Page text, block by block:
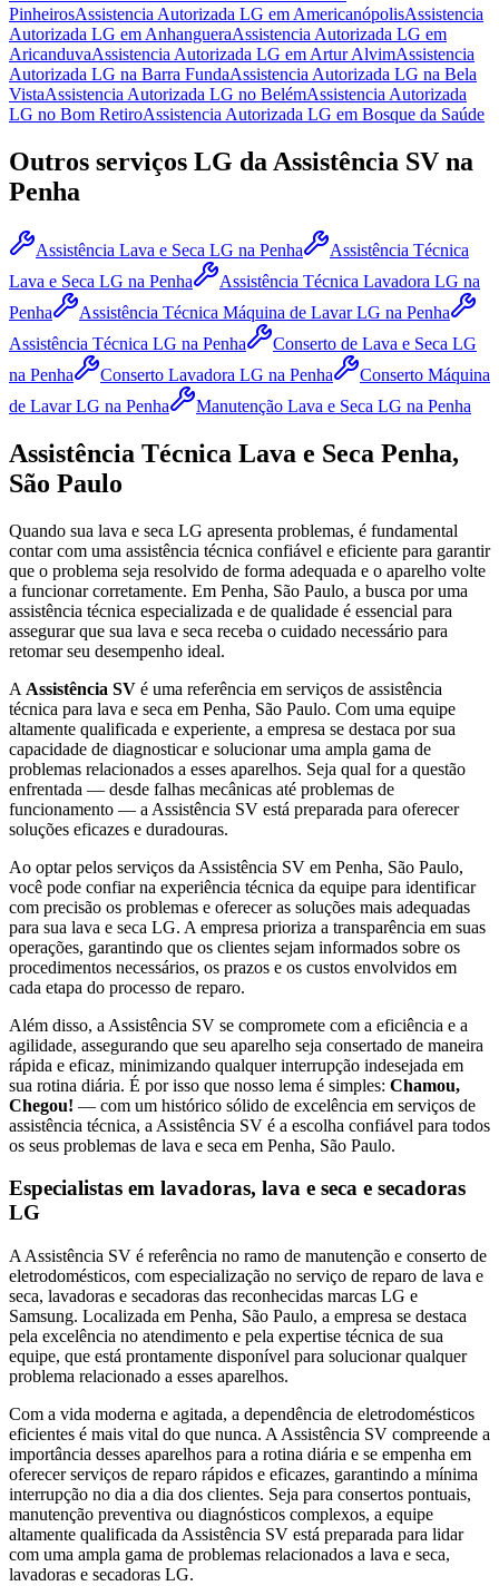
PinheirosAssistencia Autorizada LG em AmericanópolisAssistencia
Autorizada LG em AnhangueraAssistencia Autorizada LG em
AricanduvaAssistencia Autorizada LG em Artur AlvimAssistencia
Autorizada LG na Barra FundaAssistencia Autorizada LG na Bela
VistaAssistencia Autorizada LG no BelémAssistencia Autorizada
LG no Bom RetiroAssistencia Autorizada LG em Bosque da Saúde
Outros serviços LG da Assistência SV na
Penha
Assistência Lava e Seca LG na Penha
Assistência Técnica
Lava e Seca LG na Penha Assistência Técnica Lavadora LG na
Penha
Assistência Técnica Máquina de Lavar LG na Penha
Assistência Técnica LG na Penha
Conserto de Lava e Seca LG
na Penha
Conserto Lavadora LG na Penha
Conserto Máquina
de Lavar LG na Penha Manutenção Lava e Seca LG na Penha
Assistência Técnica Lava e Seca Penha,
São Paulo
Quando sua lava e seca LG apresenta problemas, é fundamental
contar com uma assistência técnica confiável e eficiente para garantir
que o problema seja resolvido de forma adequada e o aparelho volte
a funcionar corretamente. Em Penha, São Paulo, a busca por uma
assistência técnica especializada e de qualidade é essencial para
assegurar que sua lava e seca receba o cuidado necessário para
retomar seu desempenho ideal.
A Assistência SV é uma referência em serviços de assistência
técnica para lava e seca em Penha, São Paulo. Com uma equipe
altamente qualificada e experiente, a empresa se destaca por sua
capacidade de diagnosticar e solucionar uma ampla gama de
problemas relacionados a esses aparelhos. Seja qual for a questão
enfrentada — desde falhas mecânicas até problemas de
funcionamento — a Assistência SV está preparada para oferecer
soluções eficazes e duradouras.
Ao optar pelos serviços da Assistência SV em Penha, São Paulo,
você pode confiar na experiência técnica da equipe para identificar
com precisão os problemas e oferecer as soluções mais adequadas
para sua lava e seca LG. A empresa prioriza a transparência em suas
operações, garantindo que os clientes sejam informados sobre os
procedimentos necessários, os prazos e os custos envolvidos em
cada etapa do processo de reparo.
Além disso, a Assistência SV se compromete com a eficiência e a
agilidade, assegurando que seu aparelho seja consertado de maneira
rápida e eficaz, minimizando qualquer interrupção indesejada em
sua rotina diária. É por isso que nosso lema é simples: Chamou,
Chegou! — com um histórico sólido de excelência em serviços de
assistência técnica, a Assistência SV é a escolha confiável para todos
os seus problemas de lava e seca em Penha, São Paulo.
Especialistas em lavadoras, lava e seca e secadoras
LG
A Assistência SV é referência no ramo de manutenção e conserto de
eletrodomésticos, com especialização no serviço de reparo de lava e
seca, lavadoras e secadoras das reconhecidas marcas LG e
Samsung. Localizada em Penha, São Paulo, a empresa se destaca
pela excelência no atendimento e pela expertise técnica de sua
equipe, que está prontamente disponível para solucionar qualquer
problema relacionado a esses aparelhos.
Com a vida moderna e agitada, a dependência de eletrodomésticos
eficientes é mais vital do que nunca. A Assistência SV compreende a
importância desses aparelhos para a rotina diária e se empenha em
oferecer serviços de reparo rápidos e eficazes, garantindo a mínima
interrupção no dia a dia dos clientes. Seja para consertos pontuais,
manutenção preventiva ou diagnósticos complexos, a equipe
altamente qualificada da Assistência SV está preparada para lidar
com uma ampla gama de problemas relacionados a lava e seca,
lavadoras e secadoras LG.